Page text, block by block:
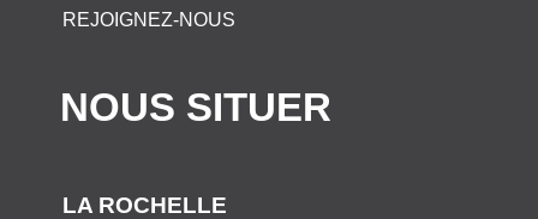
REJOIGNEZ-NOUS
NOUS SITUER
LA ROCHELLE